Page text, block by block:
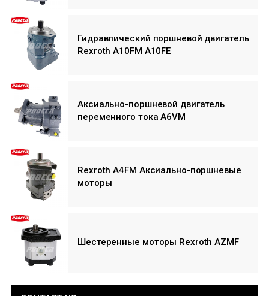
Гидравлический поршневой двигатель
Rexroth A10FM A10FE
Аксиально-поршневой двигатель
переменного тока A6VM
Rexroth A4FM Аксиально-поршневые
моторы
Шестеренные моторы Rexroth AZMF